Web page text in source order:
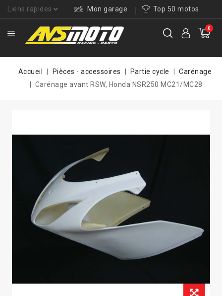
Liens rapides Mon garage Top 50 motos
0
Accueil Pièces - accessoires Partie cycle
Carénage
Carénage avant RSW, Honda NSR250 MC21/MC28